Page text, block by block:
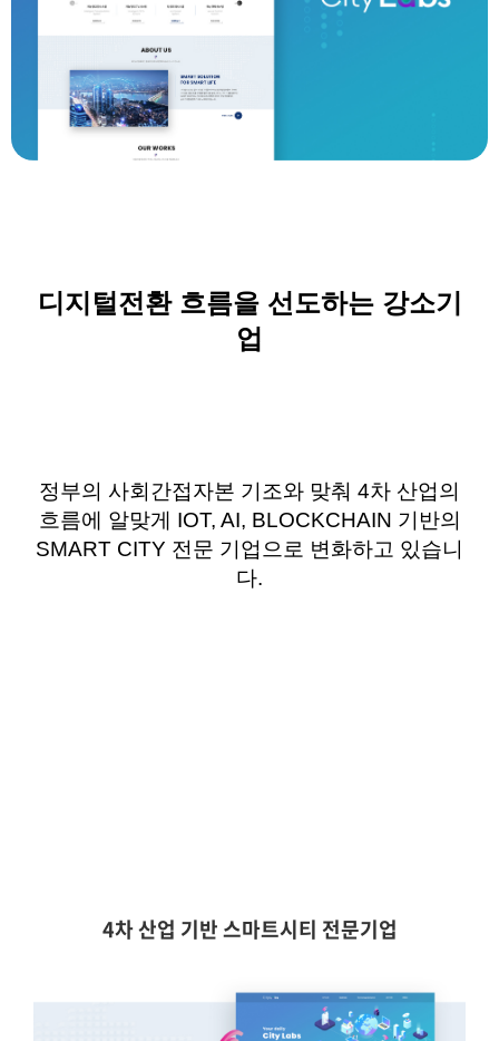
디지털전환 흐름을 선도하는 강소기
업
정부의 사회간접자본 기조와 맞춰 4차 산업의
흐름에 알맞게 IOT, AI, BLOCKCHAIN 기반의
SMART CITY 전문 기업으로 변화하고 있습니
다.
4차 산업 기반 스마트시티 전문기업